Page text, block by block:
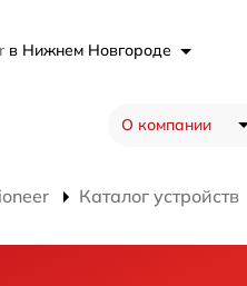
в Нижнем Новгороде
О компании
Каталог устройств